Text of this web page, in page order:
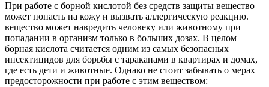
При работе с борной кислотой без средств защиты вещество
может попасть на кожу и вызвать аллергическую реакцию.
вещество может навредить человеку или животному при
попадании в организм только в больших дозах. В целом
борная кислота считается одним из самых безопасных
инсектицидов для борьбы с тараканами в квартирах и домах,
где есть дети и животные. Однако не стоит забывать о мерах
предосторожности при работе с этим веществом: